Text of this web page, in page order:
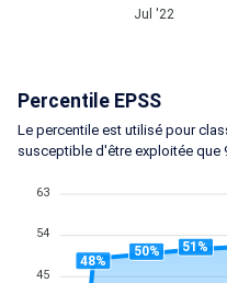
Jul '22
Percentile EPSS
Le percentile est utilisé pour
susceptible d'être exploitée que
63
54
45
48%
50% 51%